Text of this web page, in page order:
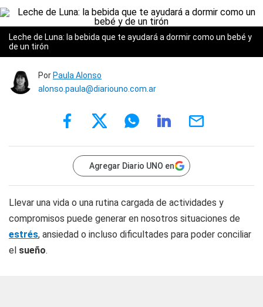
Leche de Luna: la bebida que te ayudará a dormir como un bebé y
de un tirón
Por Paula Alonso
alonso.paula@diariouno.com.ar
Agregar Diario UNO en
Llevar una vida o una rutina cargada de actividades y
compromisos puede generar en nosotros situaciones de
estrés, ansiedad o incluso dificultades para poder conciliar
el sueño.